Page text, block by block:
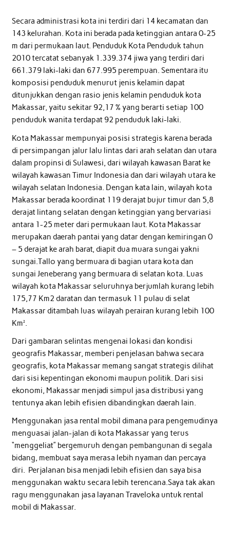
Secara administrasi kota ini terdiri dari 14 kecamatan dan
143 kelurahan. Kota ini berada pada ketinggian antara 0-25
m dari permukaan laut. Penduduk Kota Penduduk tahun
2010 tercatat sebanyak 1.339.374 jiwa yang terdiri dari
661.379 laki-laki dan 677.995 perempuan. Sementara itu
komposisi penduduk menurut jenis kelamin dapat
ditunjukkan dengan rasio jenis kelamin penduduk kota
Makassar, yaitu sekitar 92,17 % yang berarti setiap 100
penduduk wanita terdapat 92 penduduk laki-laki.
Kota Makassar mempunyai posisi strategis karena berada
di persimpangan jalur lalu lintas dari arah selatan dan utara
dalam propinsi di Sulawesi, dari wilayah kawasan Barat ke
wilayah kawasan Timur Indonesia dan dari wilayah utara ke
wilayah selatan Indonesia. Dengan kata lain, wilayah kota
Makassar berada koordinat 119 derajat bujur timur dan 5,8
derajat lintang selatan dengan ketinggian yang bervariasi
antara 1-25 meter dari permukaan laut. Kota Makassar
merupakan daerah pantai yang datar dengan kemiringan 0
– 5 derajat ke arah barat, diapit dua muara sungai yakni
sungai.Tallo yang bermuara di bagian utara kota dan
sungai Jeneberang yang bermuara di selatan kota. Luas
wilayah kota Makassar seluruhnya berjumlah kurang lebih
175,77 Km2 daratan dan termasuk 11 pulau di selat
Makassar ditambah luas wilayah perairan kurang lebih 100
Km².
Dari gambaran selintas mengenai lokasi dan kondisi
geografis Makassar, memberi penjelasan bahwa secara
geografis, kota Makassar memang sangat strategis dilihat
dari sisi kepentingan ekonomi maupun politik. Dari sisi
ekonomi, Makassar menjadi simpul jasa distribusi yang
tentunya akan lebih efisien dibandingkan daerah lain.
Menggunakan jasa rental mobil dimana para pengemudinya
menguasai jalan-jalan di kota Makassar yang terus
“menggeliat” bergemuruh dengan pembangunan di segala
bidang, membuat saya merasa lebih nyaman dan percaya
diri. Perjalanan bisa menjadi lebih efisien dan saya bisa
menggunakan waktu secara lebih terencana.Saya tak akan
ragu menggunakan jasa layanan Traveloka untuk rental
mobil di Makassar.